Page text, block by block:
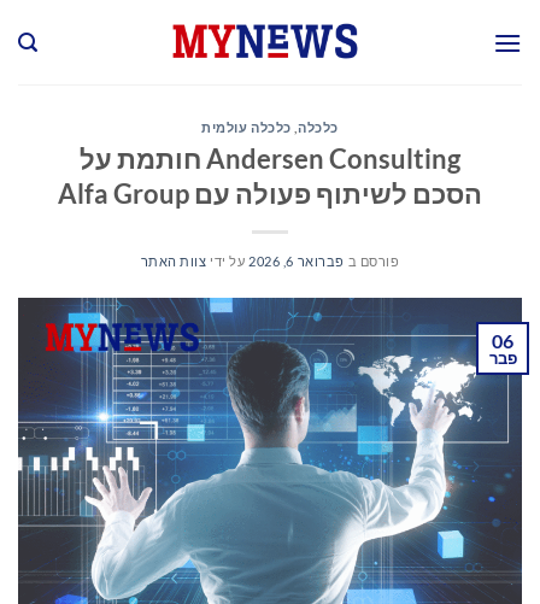
כלכלה, כלכלה עולמית
Andersen Consulting חותמת על
הסכם לשיתוף פעולה עם Alfa Group
פורסם ב פברואר 6, 2026 על ידי צוות האתר
06
פבר